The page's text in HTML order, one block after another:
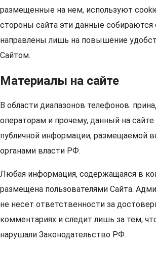
размещенные на нем, используют
стороны сайта эти данные собираются
направлены лишь на повышение
Сайтом.
Материалы на сайте
В области диапазонов телефонов.
операторам и прочему, данный на
публичной информации, размещаемой
органами власти РФ.
Любая информация, содержащаяся в
размещена пользователями Сайта.
не несет ответственности за
комментариях и следит лишь за тем,
нарушали Законодательство РФ.